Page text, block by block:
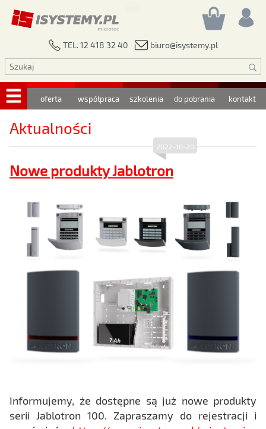
TEL. 12 418 32 40 biuro@isystemy.pl
oferta współpraca szkolenia do pobrania kontakt
Aktualności
2022-10-20
Nowe produkty Jablotron
Informujemy, że dostępne są już nowe produkty
serii Jablotron 100. Zapraszamy do rejestracji i